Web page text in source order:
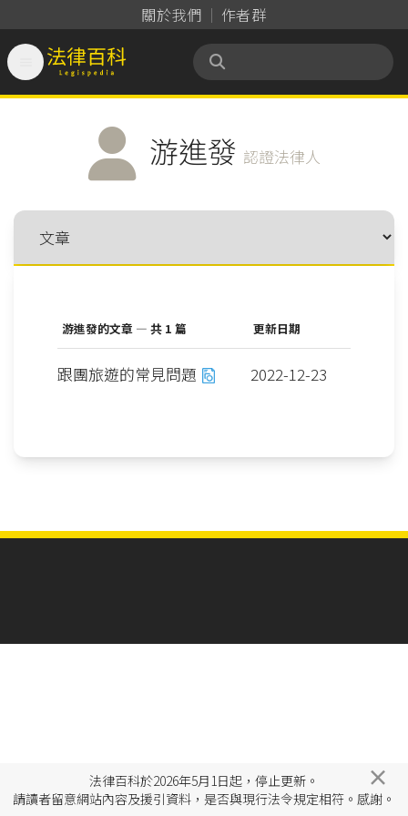
關於我們 作者群
法律百科 Legispedia
游進發 認證法律人
游進發的文章 — 共 1 篇 更新日期
跟團旅遊的常見問題 2022-12-23
法律百科於2026年5月1日起，停止更新。
請讀者留意網站內容及援引資料，是否與現行法令規定相符。感謝。
×